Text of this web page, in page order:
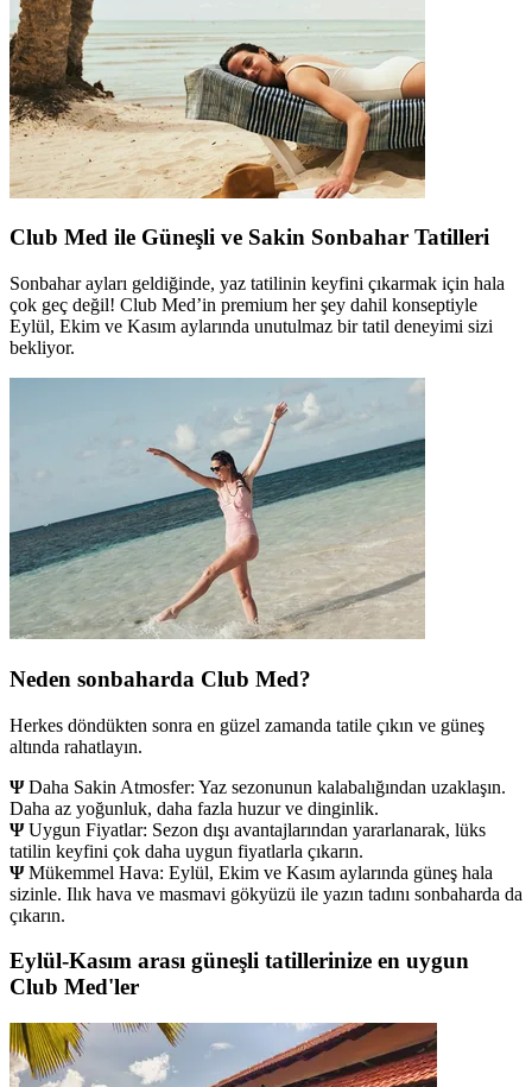
Club Med ile Güneşli ve Sakin Sonbahar Tatilleri
Sonbahar ayları geldiğinde, yaz tatilinin keyfini çıkarmak için hala
çok geç değil! Club Med’in premium her şey dahil konseptiyle
Eylül, Ekim ve Kasım aylarında unutulmaz bir tatil deneyimi sizi
bekliyor.
Neden sonbaharda Club Med?
Herkes döndükten sonra en güzel zamanda tatile çıkın ve güneş
altında rahatlayın.
ΨDaha Sakin Atmosfer: Yaz sezonunun kalabalığından uzaklaşın.
Daha az yoğunluk, daha fazla huzur ve dinginlik.
ΨUygun Fiyatlar: Sezon dışı avantajlarından yararlanarak, lüks
tatilin keyfini çok daha uygun fiyatlarla çıkarın.
ΨMükemmel Hava: Eylül, Ekim ve Kasım aylarında güneş hala
sizinle. Ilık hava ve masmavi gökyüzü ile yazın tadını sonbaharda da
çıkarın.
Eylül-Kasım arası güneşli tatillerinize en uygun
Club Med'ler